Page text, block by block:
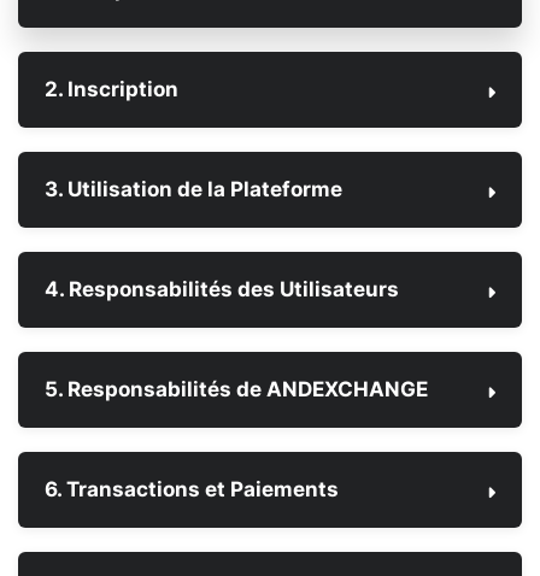
2. Inscription
3. Utilisation de la Plateforme
4. Responsabilités des Utilisateurs
5. Responsabilités de ANDEXCHANGE
6. Transactions et Paiements